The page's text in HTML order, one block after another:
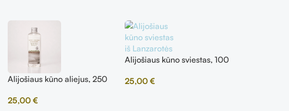
Alijošiaus kūno aliejus, 250
25,00 €
Alijošiaus kūno sviestas, 100
25,00 €